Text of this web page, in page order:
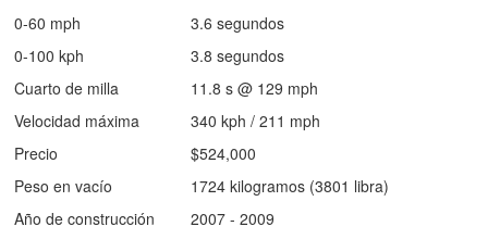
0-60 mph
3.6 segundos
0-100 kph
3.8 segundos
Cuarto de milla
11.8 s @ 129 mph
Velocidad máxima
340 kph / 211 mph
Precio
$524,000
Peso en vacío
1724 kilogramos (3801 libra)
Año de construcción
2007 - 2009